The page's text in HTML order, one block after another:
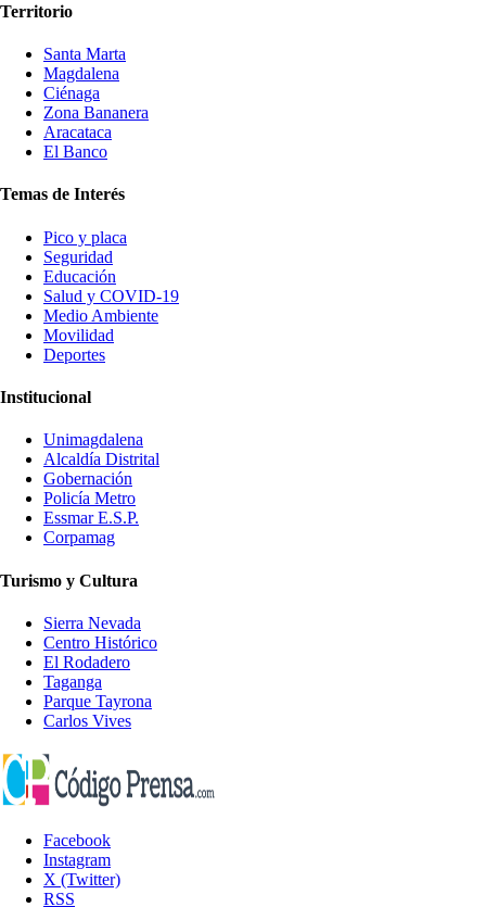
Territorio
Santa Marta
Magdalena
Ciénaga
Zona Bananera
Aracataca
El Banco
Temas de Interés
Pico y placa
Seguridad
Educación
Salud y COVID-19
Medio Ambiente
Movilidad
Deportes
Institucional
Unimagdalena
Alcaldía Distrital
Gobernación
Policía Metro
Essmar E.S.P.
Corpamag
Turismo y Cultura
Sierra Nevada
Centro Histórico
El Rodadero
Taganga
Parque Tayrona
Carlos Vives
Facebook
Instagram
X (Twitter)
RSS